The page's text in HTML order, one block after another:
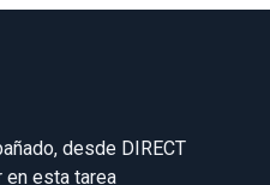
desde DIRECT
en esta tarea